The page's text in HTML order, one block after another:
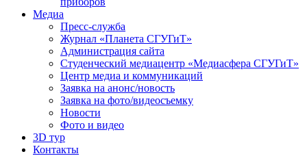
Медиа
Пресс-служба
Журнал «Планета СГУГиТ»
Администрация сайта
Студенческий медиацентр «Медиасфера СГУГиТ»
Центр медиа и коммуникаций
Заявка на анонс/новость
Заявка на фото/видеосъемку
Новости
Фото и видео
3D тур
Контакты